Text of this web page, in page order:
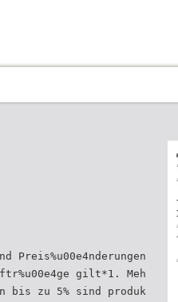
Preis%u00e4nderungen
gilt*1. Meh
bis zu 5% sind produk